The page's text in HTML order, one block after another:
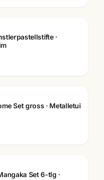
·
Set gross · Metalletui
Set 6-tlg ·